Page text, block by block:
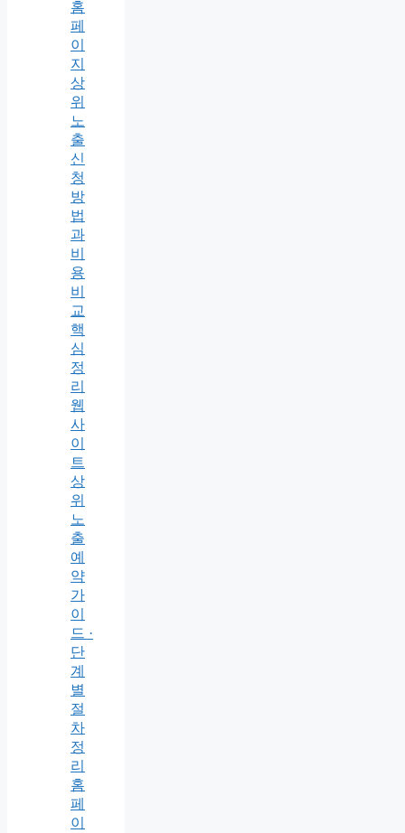
홈
페
이
지
상
위
노
출
신
청
방
법
과
비
용
비
교
핵
심
정
리
웹
사
이
트
상
위
노
출
예
약
가
이
드 ·
단
계
별
절
차
정
리
홈
페
이